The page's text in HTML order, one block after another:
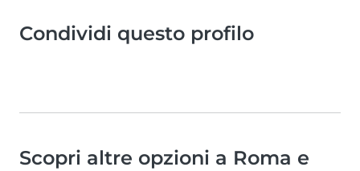
Condividi questo profilo
Scopri altre opzioni a Roma e